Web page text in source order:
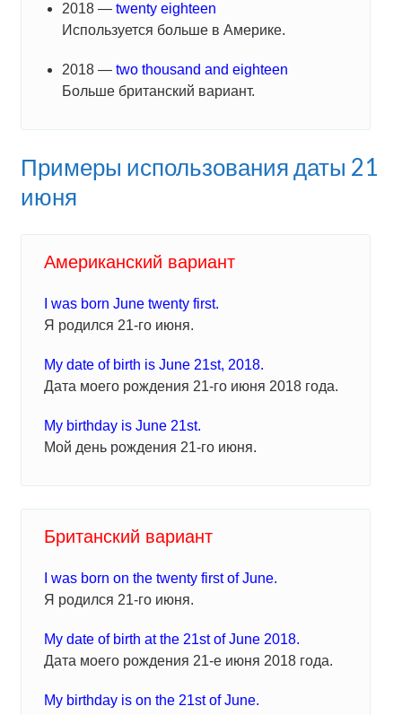
2018 — twenty eighteen
Используется больше в Америке.
2018 — two thousand and eighteen
Больше британский вариант.
Примеры использования даты 21
июня
Американский вариант
I was born June twenty first.
Я родился 21-го июня.
My date of birth is June 21st, 2018.
Дата моего рождения 21-го июня 2018 года.
My birthday is June 21st.
Мой день рождения 21-го июня.
Британский вариант
I was born on the twenty first of June.
Я родился 21-го июня.
My date of birth at the 21st of June 2018.
Дата моего рождения 21-е июня 2018 года.
My birthday is on the 21st of June.